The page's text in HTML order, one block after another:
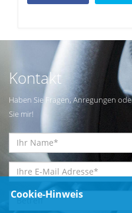
Kontakt
Haben Sie Fragen, Anregungen
Sie mir!
Cookie-Hinweis